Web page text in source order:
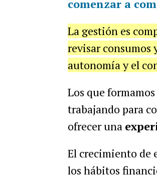
comenzar a
La gestión es
revisar consumos
autonomía y el
Los que
trabajando para
ofrecer una
El crecimiento de
los hábitos